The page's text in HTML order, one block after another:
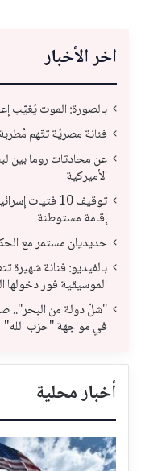
اخر الأخبار
بالصورة: الموت يُغيّب
فنانة مصريّة تتّهم
عن محادثات روما بين
الأميركية
توقيف 10
إقامة مستوطنة
حديديان مستمر مع الحكمة حتى 2028.. وباب
بالفيديو: فنانة
الموسيقية فور دخولها
"شلّ دولة من البحر"..
في مواجهة "حزب الله"
أخبار محلية